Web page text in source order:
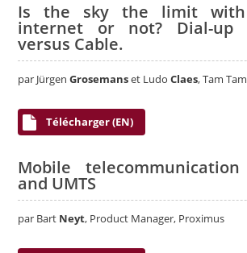
Is the sky the limit with
internet or not? Dial-up
versus Cable.
par JürgenGrosemanset LudoClaes, Tam
Télécharger (EN)
Mobile
and UMTS
par Bart Neyt, Product Manager, Proximus